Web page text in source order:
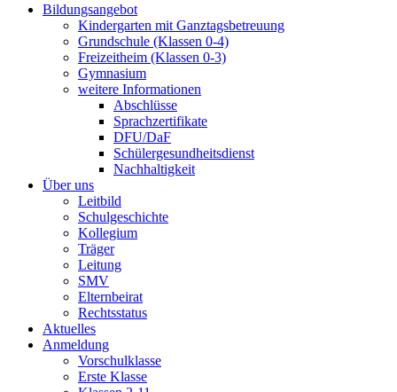
Bildungsangebot
Kindergarten mit Ganztagsbetreuung
Grundschule (Klassen 0-4)
Freizeitheim (Klassen 0-3)
Gymnasium
weitere Informationen
Abschlüsse
Sprachzertifikate
DFU/DaF
Schülergesundheitsdienst
Nachhaltigkeit
Über uns
Leitbild
Schulgeschichte
Kollegium
Träger
Leitung
SMV
Elternbeirat
Rechtsstatus
Aktuelles
Anmeldung
Vorschulklasse
Erste Klasse